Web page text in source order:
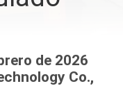
de 2026
Co.,